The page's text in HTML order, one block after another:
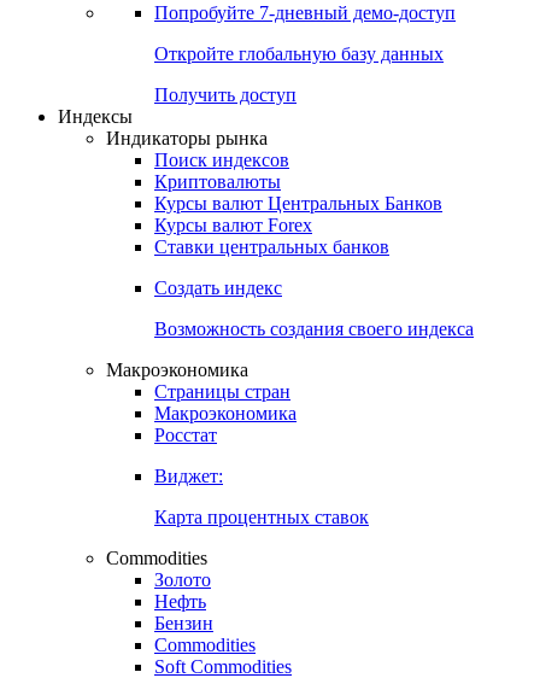
Попробуйте 7-дневный демо-доступ
Откройте глобальную базу данных
Получить доступ
Индексы
Индикаторы рынка
Поиск индексов
Криптовалюты
Курсы валют Центральных Банков
Курсы валют Forex
Ставки центральных банков
Создать индекс
Возможность создания своего индекса
Макроэкономика
Страницы стран
Макроэкономика
Росстат
Виджет:
Карта процентных ставок
Commodities
Золото
Нефть
Бензин
Commodities
Soft Commodities